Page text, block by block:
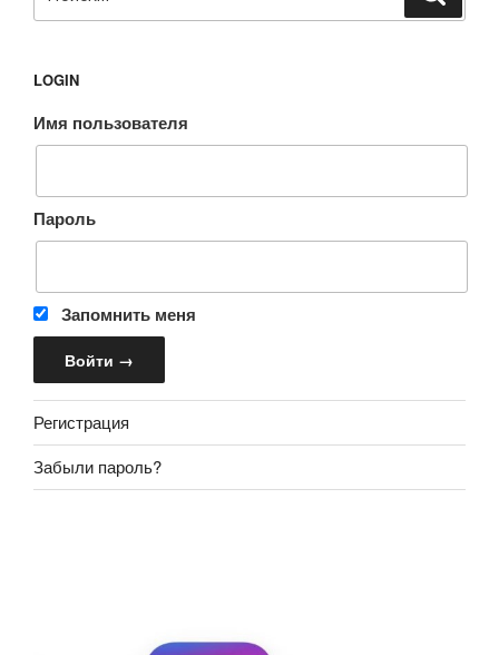
LOGIN
Имя пользователя
Пароль
Запомнить меня
Регистрация
Забыли пароль?